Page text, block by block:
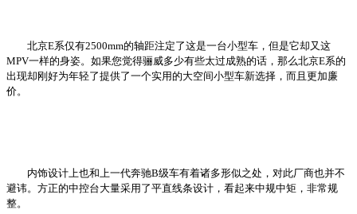
北京E系仅有2500mm的轴距注定了这是一台小型车，但是它却又这
MPV一样的身姿。如果您觉得骊威多少有些太过成熟的话，那么北京E系的
出现却刚好为年轻了提供了一个实用的大空间小型车新选择，而且更加廉
价。
内饰设计上也和上一代奔驰B级车有着诸多形似之处，对此厂商也并不
避讳。方正的中控台大量采用了平直线条设计，看起来中规中矩，非常规
整。